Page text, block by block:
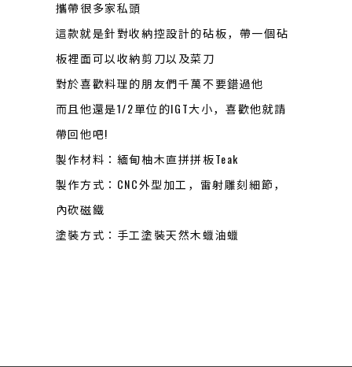
攜帶很多家私頭
這款就是針對收納控設計的砧板，帶一個砧
板裡面可以收納剪刀以及菜刀
對於喜歡料理的朋友們千萬不要錯過他
而且他還是1/2單位的IGT大小，喜歡他就請
帶回他吧!
製作材料：緬甸柚木直拼拼板Teak
製作方式：CNC外型加工，雷射雕刻細節，
內砍磁鐵
塗裝方式：手工塗裝天然木蠟油蠟